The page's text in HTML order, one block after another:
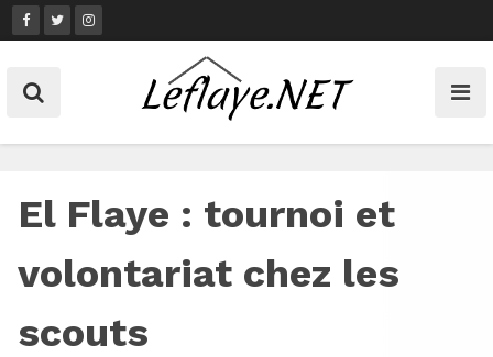
Skip
to
El Flaye : tournoi et
volontariat chez les
scouts